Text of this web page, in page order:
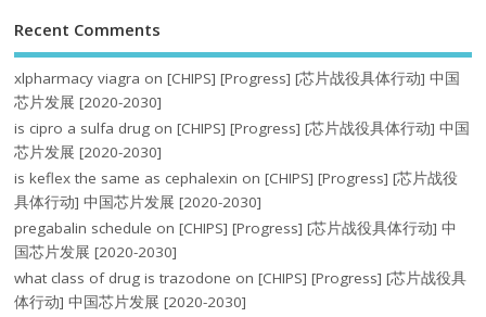
Recent Comments
xlpharmacy viagra on[CHIPS] [Progress] [芯片战役具体行动] 中国
芯片发展 [2020-2030]
is cipro a sulfa drug on[CHIPS] [Progress] [芯片战役具体行动] 中国
芯片发展 [2020-2030]
is keflex the same as cephalexin on[CHIPS] [Progress] [芯片战役
具体行动] 中国芯片发展 [2020-2030]
pregabalin schedule on[CHIPS] [Progress] [芯片战役具体行动] 中
国芯片发展 [2020-2030]
what class of drug is trazodone on[CHIPS] [Progress] [芯片战役具
体行动] 中国芯片发展 [2020-2030]